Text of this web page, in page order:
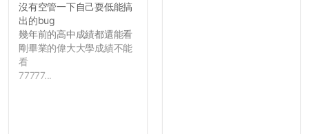
沒有空管一下自己耍低能搞
出的bug
幾年前的高中成績都還能看
剛畢業的偉大大學成績不能
看
77777...